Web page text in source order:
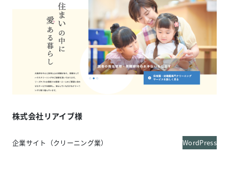
株式会社リアイブ様
企業サイト（クリーニング業） WordPress